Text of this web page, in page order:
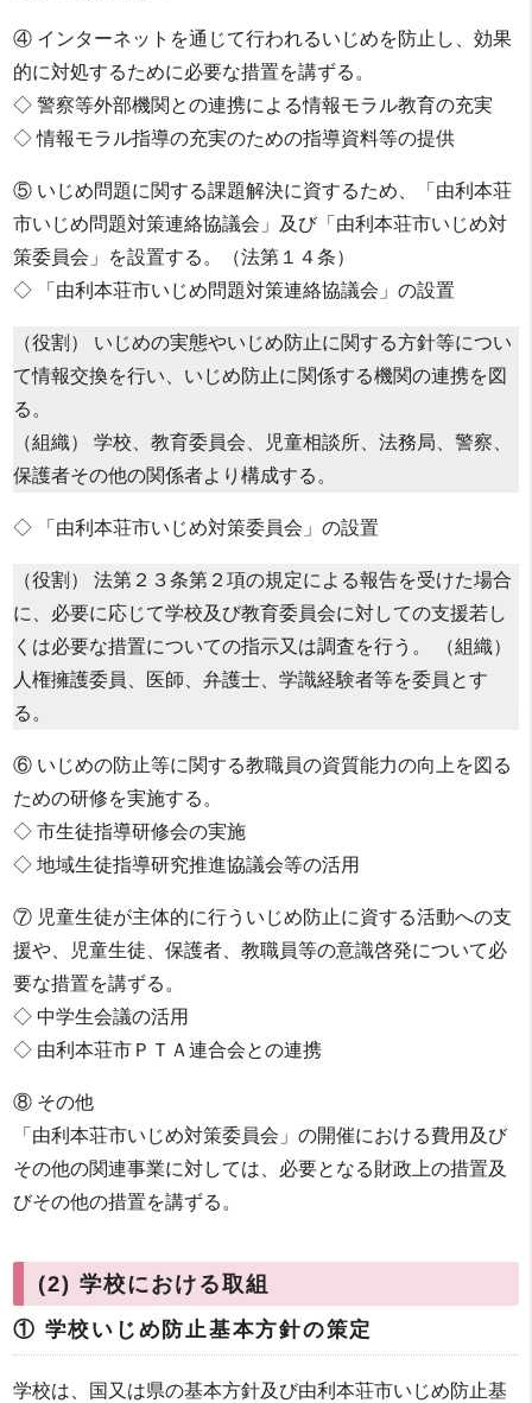
④ インターネットを通じて行われるいじめを防止し、効果
的に対処するために必要な措置を講ずる。
◇ 警察等外部機関との連携による情報モラル教育の充実
◇ 情報モラル指導の充実のための指導資料等の提供
⑤ いじめ問題に関する課題解決に資するため、「由利本荘
市いじめ問題対策連絡協議会」及び「由利本荘市いじめ対
策委員会」を設置する。（法第１４条）
◇ 「由利本荘市いじめ問題対策連絡協議会」の設置
（役割） いじめの実態やいじめ防止に関する方針等につい
て情報交換を行い、いじめ防止に関係する機関の連携を図
る。
（組織） 学校、教育委員会、児童相談所、法務局、警察、
保護者その他の関係者より構成する。
◇ 「由利本荘市いじめ対策委員会」の設置
（役割） 法第２３条第２項の規定による報告を受けた場合
に、必要に応じて学校及び教育委員会に対しての支援若し
くは必要な措置についての指示又は調査を行う。 （組織）
人権擁護委員、医師、弁護士、学識経験者等を委員とす
る。
⑥ いじめの防止等に関する教職員の資質能力の向上を図る
ための研修を実施する。
◇ 市生徒指導研修会の実施
◇ 地域生徒指導研究推進協議会等の活用
⑦ 児童生徒が主体的に行ういじめ防止に資する活動への支
援や、児童生徒、保護者、教職員等の意識啓発について必
要な措置を講ずる。
◇ 中学生会議の活用
◇ 由利本荘市ＰＴＡ連合会との連携
⑧ その他
「由利本荘市いじめ対策委員会」の開催における費用及び
その他の関連事業に対しては、必要となる財政上の措置及
びその他の措置を講ずる。
(2) 学校における取組
① 学校いじめ防止基本方針の策定
学校は、国又は県の基本方針及び由利本荘市いじめ防止基